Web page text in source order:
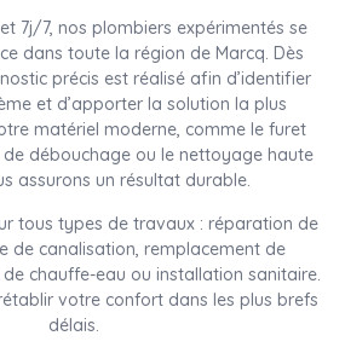
7j/7, nos plombiers expérimentés se
dans toute la région de Marcq. Dès
précis est réalisé afin d’identifier
et d’apporter la solution la plus
matériel moderne, comme le furet
débouchage ou le nettoyage haute
assurons un résultat durable.
tous types de travaux : réparation de
de canalisation, remplacement de
chauffe-eau ou installation sanitaire.
votre confort dans les plus brefs
délais.